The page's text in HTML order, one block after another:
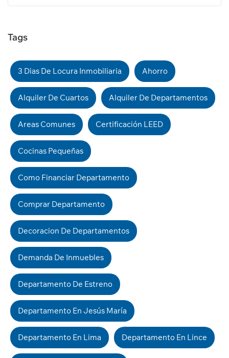
Tags
3 Dias De Locura Inmobiliaria Ahorro
Alquiler De Cuartos Alquiler De Departamentos
Areas Comunes Certificación LEED
Cocinas Pequeñas
Como Financiar Departamento
Comprar Departamento
Decoracion De Departamentos
Demanda De Inmuebles
Departamento De Estreno
Departamento En Jesús María
Departamento En Lima Departamento En Lince